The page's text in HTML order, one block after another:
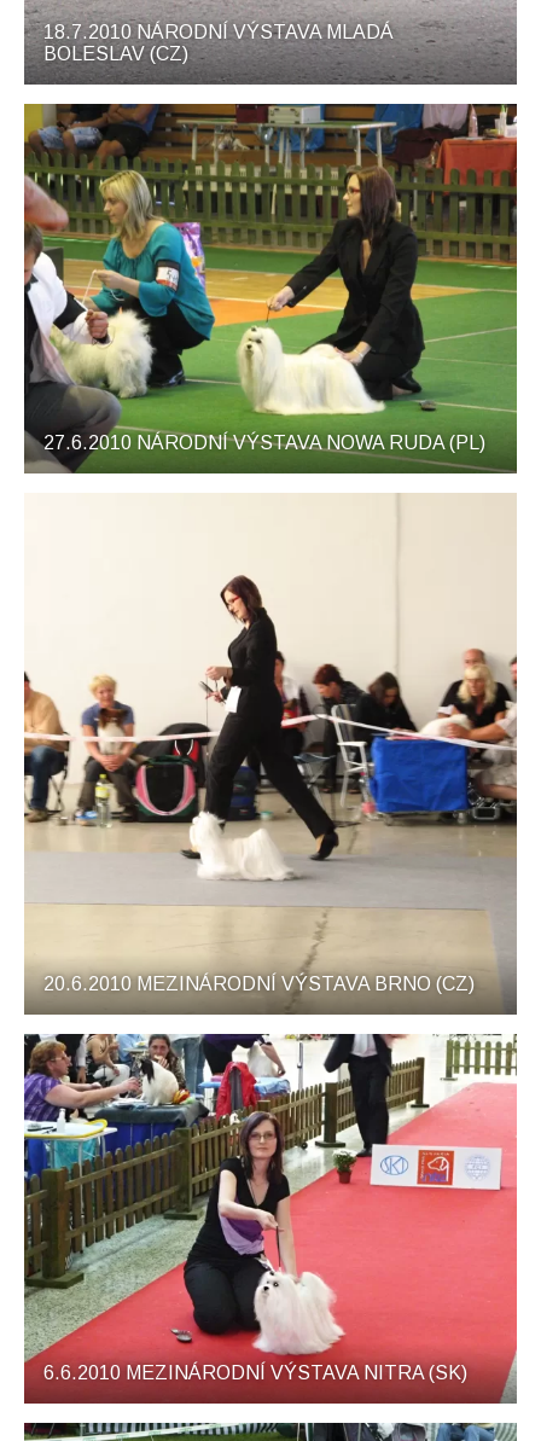
18.7.2010 NÁRODNÍ VÝSTAVA MLADÁ
BOLESLAV (CZ)
27.6.2010 NÁRODNÍ VÝSTAVA NOWA RUDA (PL)
20.6.2010 MEZINÁRODNÍ VÝSTAVA BRNO (CZ)
6.6.2010 MEZINÁRODNÍ VÝSTAVA NITRA (SK)